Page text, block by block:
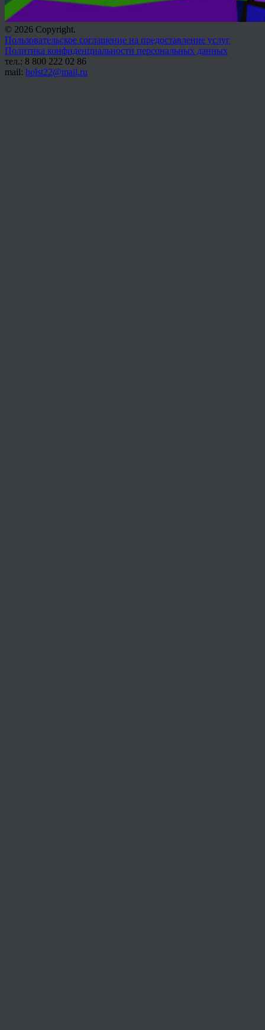
© 2026 Copyright.
Пользовательское соглашение на предоставление услуг
Политика конфиденциальности персональных данных
тел.: 8 800 222 02 86
mail: holst22@mail.ru